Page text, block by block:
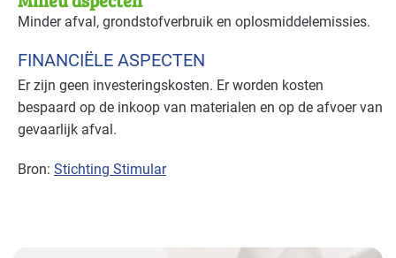
Minder afval, grondstofverbruik en oplosmiddelemissies.
FINANCIËLE ASPECTEN
Er zijn geen investeringskosten. Er worden kosten
bespaard op de inkoop van materialen en op de afvoer van
gevaarlijk afval.
Bron: Stichting Stimular